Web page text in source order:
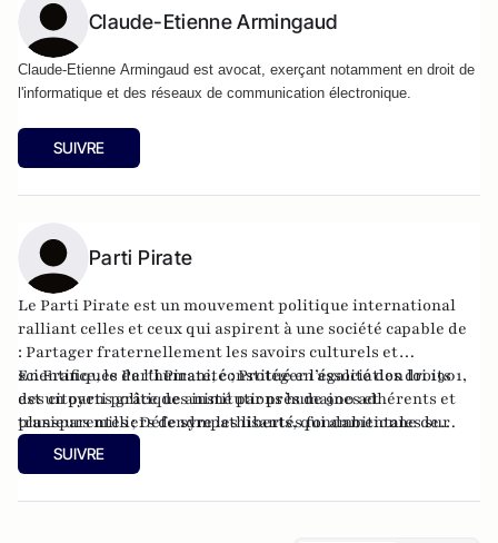
Claude-Etienne Armingaud
Claude-Etienne Armingaud est avocat, exerçant notamment en droit de
l'informatique et des réseaux de communication électronique.
SUIVRE
Parti Pirate
Le Parti Pirate est un mouvement politique international
ralliant celles et ceux qui aspirent à une société capable de
: Partager fraternellement les savoirs culturels et
scientifiques de l’humanité ; Protéger l’égalité des droits
des citoyens grâce des institutions humaines et
transparentes ; Défendre les libertés fondamentales sur
Internet comme dans la vie quotidienne.
En France, le Parti Pirate, constitué en association loi 1901,
est un parti politique animé par près de 900 adhérents et
plusieurs milliers de sympathisants, qui ambitionne de
réhabiliter la politique en réaffirmant les valeurs des droits
de l’Homme et de Liberté, d’Égalité et de Fraternité.
SUIVRE